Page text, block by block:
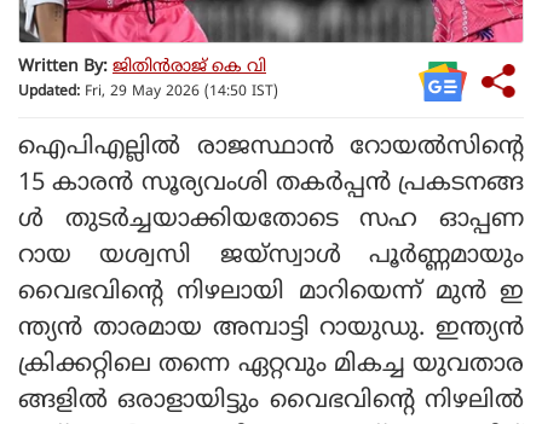
Written By: ജിതിൻരാജ് കെ വി
Updated: Fri, 29 May 2026 (14:50 IST)
ഐപിഎല്ലില്‍ രാജസ്ഥാന്‍ റോയല്‍സിന്റെ
15 കാരന്‍ സൂര്യവംശി തകര്‍പ്പന്‍ പ്രകടനങ്ങ
ള്‍ തുടര്‍ച്ചയാക്കിയതോടെ സഹ ഓപ്പണ
റായ യശ്വസി ജയ്‌സ്വാള്‍ പൂര്‍ണ്ണമായും
വൈഭവിന്റെ നിഴലായി മാറിയെന്ന് മുന്‍ ഇ
ന്ത്യന്‍ താരമായ അമ്പാട്ടി റായുഡു. ഇന്ത്യന്‍
ക്രിക്കറ്റിലെ തന്നെ ഏറ്റവും മികച്ച യുവതാര
ങ്ങളില്‍ ഒരാളായിട്ടും വൈഭവിന്റെ നിഴലില്‍